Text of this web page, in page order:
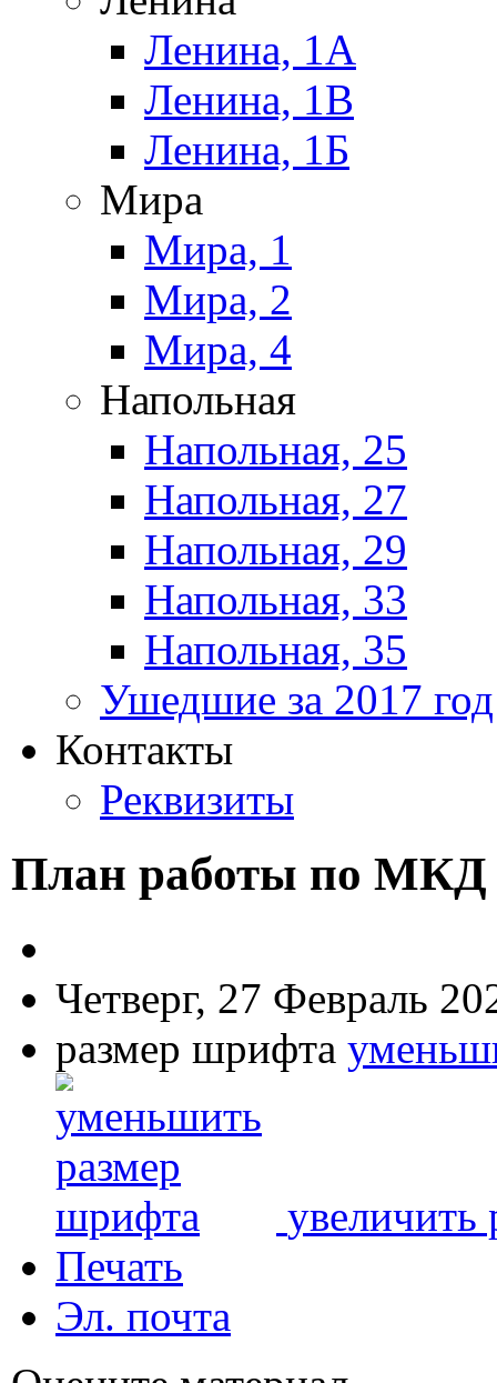
Ленина, 1А
Ленина, 1В
Ленина, 1Б
Мира
Мира, 1
Мира, 2
Мира, 4
Напольная
Напольная, 25
Напольная, 27
Напольная, 29
Напольная, 33
Напольная, 35
Ушедшие за 2017 год
Контакты
Реквизиты
План работы по МКД
Четверг, 27 Февраль
размер шрифта
Печать
Эл. почта